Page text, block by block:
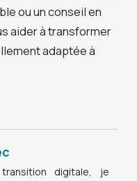
ou un conseil en
aider à transformer
adaptée à
digitale, je